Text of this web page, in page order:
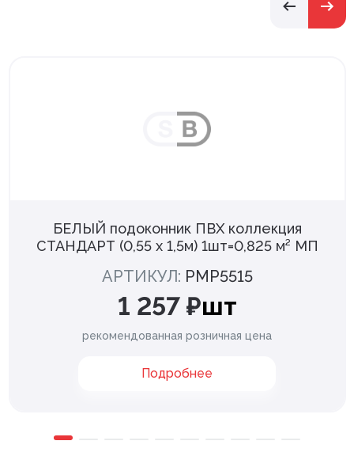
БЕЛЫЙ подоконник ПВХ коллекция
СТАНДАРТ (0,55 х 1,5м) 1шт=0,825 м² МП
АРТИКУЛ: PMP5515
1 257 ₽шт
рекомендованная розничная цена
Подробнее